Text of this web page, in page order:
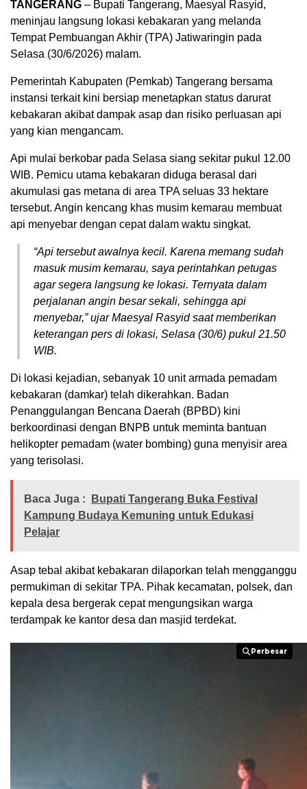
TANGERANG – Bupati Tangerang, Maesyal Rasyid,
meninjau langsung lokasi kebakaran yang melanda
Tempat Pembuangan Akhir (TPA) Jatiwaringin pada
Selasa (30/6/2026) malam.
​Pemerintah Kabupaten (Pemkab) Tangerang bersama
instansi terkait kini bersiap menetapkan status darurat
kebakaran akibat dampak asap dan risiko perluasan api
yang kian mengancam.
​Api mulai berkobar pada Selasa siang sekitar pukul 12.00
WIB. Pemicu utama kebakaran diduga berasal dari
akumulasi gas metana di area TPA seluas 33 hektare
tersebut. Angin kencang khas musim kemarau membuat
api menyebar dengan cepat dalam waktu singkat.
​“Api tersebut awalnya kecil. Karena memang sudah
masuk musim kemarau, saya perintahkan petugas
agar segera langsung ke lokasi. Ternyata dalam
perjalanan angin besar sekali, sehingga api
menyebar,” ujar Maesyal Rasyid saat memberikan
keterangan pers di lokasi, Selasa (30/6) pukul 21.50
WIB.
​Di lokasi kejadian, sebanyak 10 unit armada pemadam
kebakaran (damkar) telah dikerahkan. Badan
Penanggulangan Bencana Daerah (BPBD) kini
berkoordinasi dengan BNPB untuk meminta bantuan
helikopter pemadam (water bombing) guna menyisir area
yang terisolasi.
Baca Juga :
Bupati Tangerang Buka Festival
Kampung Budaya Kemuning untuk Edukasi
Pelajar
​Asap tebal akibat kebakaran dilaporkan telah mengganggu
permukiman di sekitar TPA. Pihak kecamatan, polsek, dan
kepala desa bergerak cepat mengungsikan warga
terdampak ke kantor desa dan masjid terdekat.
Perbesar
Perbesar